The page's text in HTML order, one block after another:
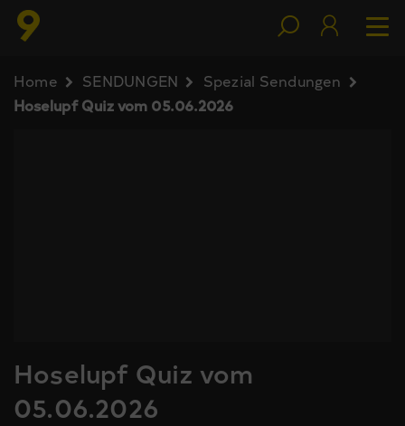
Home SENDUNGEN
Spezial Sendungen
Hoselupf Quiz vom 05.06.2026
Hoselupf Quiz vom
05.06.2026